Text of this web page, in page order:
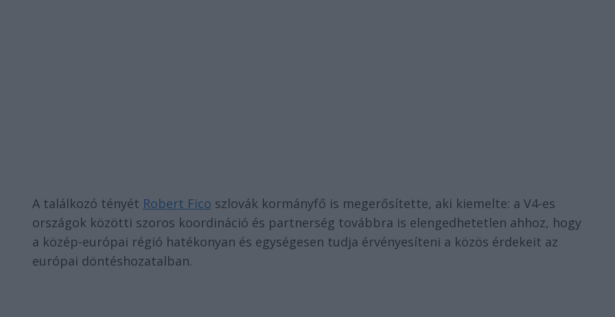
A találkozó tényét Robert Fico szlovák kormányfő is megerősítette, aki kiemelte: a V4-es
országok közötti szoros koordináció és partnerség továbbra is elengedhetetlen ahhoz, hogy
a közép-európai régió hatékonyan és egységesen tudja érvényesíteni a közös érdekeit az
európai döntéshozatalban.